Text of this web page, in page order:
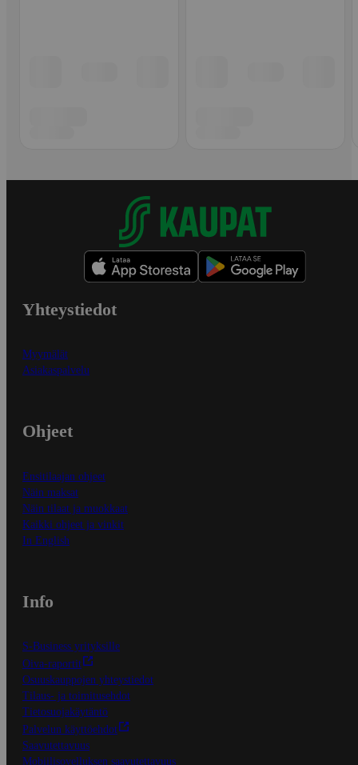
Yhteystiedot
Myymälät
Asiakaspalvelu
Ohjeet
Ensitilaajan ohjeet
Näin maksat
Näin tilaat ja muokkaat
Kaikki ohjeet ja vinkit
In English
Info
S-Business yrityksille
Oiva-raportit
Osuuskauppojen yhteystiedot
Tilaus- ja toimitusehdot
Tietosuojakäytäntö
Palvelun käyttöehdot
Saavutettavuus
Mobiilisovelluksen saavutettavuus